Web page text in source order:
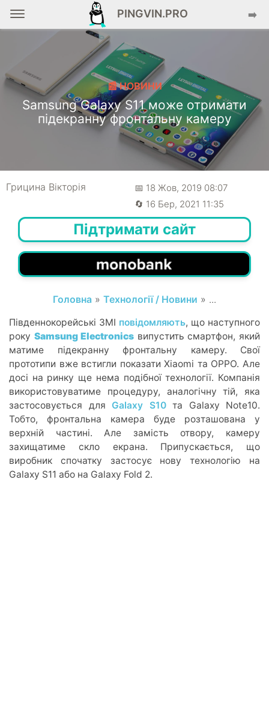
PINGVIN.PRO ➡️
📰 НОВИНИ
Samsung Galaxy S11 може отримати
підекранну фронтальну камеру
Грицина Вікторія
📅 18 Жов, 2019 08:07
🔄 16 Бер, 2021 11:35
Підтримати сайт
Головна » Технології / Новини » ...
Південнокорейські ЗМІ повідомляють, що наступного
року Samsung Electronics випустить смартфон, який
матиме підекранну фронтальну камеру. Свої
прототипи вже встигли показати Xiaomi та OPPO. Але
досі на ринку ще нема подібної технології. Компанія
використовуватиме процедуру, аналогічну тій, яка
застосовується для Galaxy S10та Galaxy Note10.
Тобто, фронтальна камера буде розташована у
верхній частині. Але замість отвору, камеру
захищатиме скло екрана. Припускається, що
виробник спочатку застосує нову технологію на
Galaxy S11 або на Galaxy Fold 2.